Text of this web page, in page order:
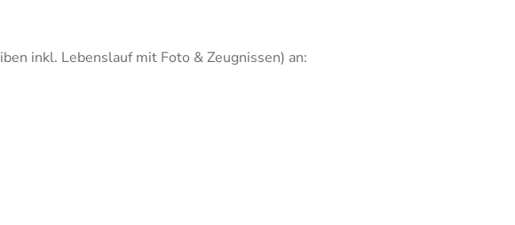
inkl. Lebenslauf mit Foto & Zeugnissen) an: